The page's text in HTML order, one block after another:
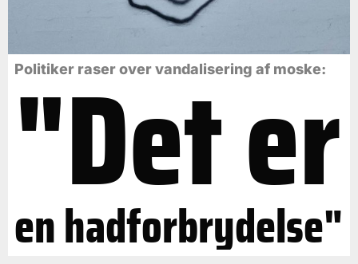
Politiker raser over vandalisering af moske:
"Det er
en hadforbrydelse"